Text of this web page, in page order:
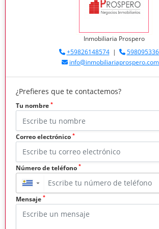
Inmobiliaria Prospero
+59826148574|
¿Prefieres que te contactemos?
Tu nombre *
Correo electrónico *
Número de teléfono *
▼
Mensaje *